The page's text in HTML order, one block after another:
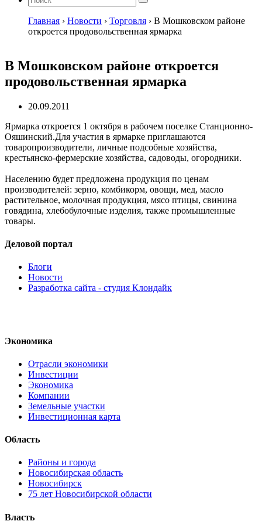
Главная › Новости › Торговля › В Мошковском районе
откроется продовольственная ярмарка
В Мошковском районе откроется
продовольственная ярмарка
20.09.2011
Ярмарка откроется 1 октября в рабочем поселке Станционно-
Ояшинский.Для участия в ярмарке приглашаются
товаропроизводители, личные подсобные хозяйства,
крестьянско-фермерские хозяйства, садоводы, огородники.
Населению будет предложена продукция по ценам
производителей: зерно, комбикорм, овощи, мед, масло
растительное, молочная продукция, мясо птицы, свинина
говядина, хлебобулочные изделия, также промышленные
товары.
Деловой портал
Блоги
Новости
Разработка сайта - студия Клондайк
Экономика
Отрасли экономики
Инвестиции
Экономика
Компании
Земельные участки
Инвестиционная карта
Область
Районы и города
Новосибирская область
Новосибирск
75 лет Новосибирской области
Власть